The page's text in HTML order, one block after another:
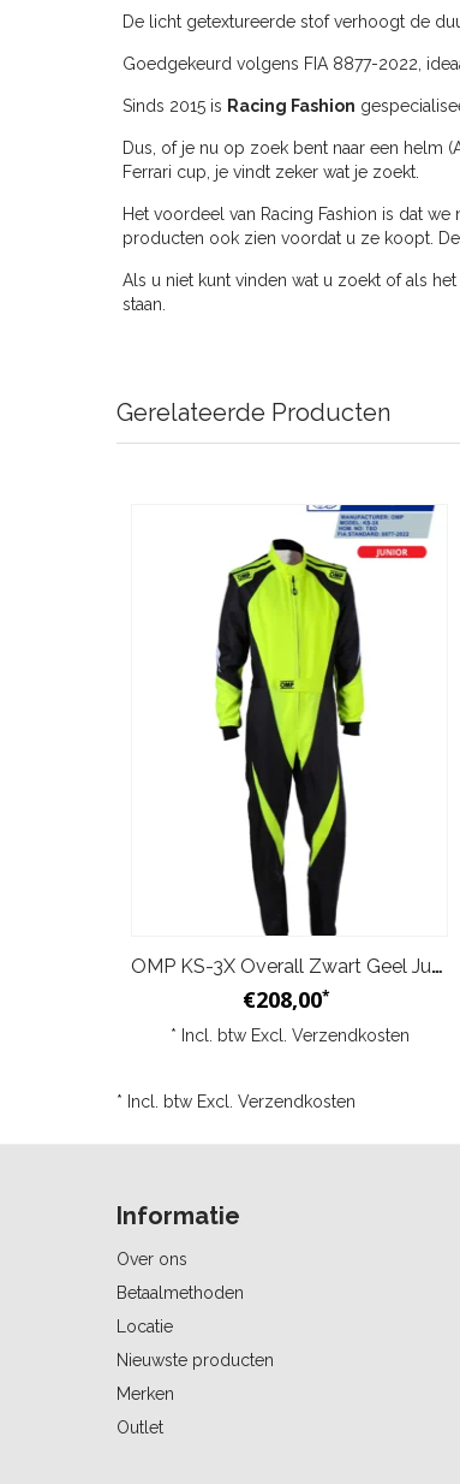
De licht getextureerde stof verhoogt de
Goedgekeurd volgens FIA 8877-2022,
Sinds 2015 is Racing Fashion
Dus, of je nu op zoek bent naar een helm
Ferrari cup, je vindt zeker wat je zoekt.
Het voordeel van Racing Fashion is dat
producten ook zien voordat u ze koopt.
Als u niet kunt vinden wat u zoekt of als
staan.
Gerelateerde Producten
OMP KS-3X Overall Zwart Geel Junior
€208,00*
* Incl. btw Excl. Verzendkosten
* Incl. btw Excl. Verzendkosten
Informatie
Over ons
Betaalmethoden
Locatie
Nieuwste producten
Merken
Outlet